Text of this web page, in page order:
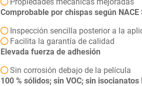
Comprobable por chispas según NACE
Inspección sencilla posterior a la
Facilita la garantía de calidad
Elevada fuerza de adhesión
Sin corrosión debajo de la película
100 % sólidos; sin VOC; sin isocianatos